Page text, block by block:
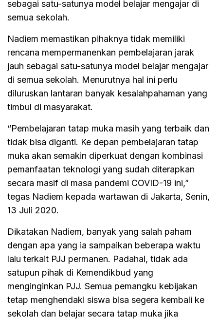
sebagai satu-satunya model belajar mengajar di
semua sekolah.
Nadiem memastikan pihaknya tidak memiliki
rencana mempermanenkan pembelajaran jarak
jauh sebagai satu-satunya model belajar mengajar
di semua sekolah. Menurutnya hal ini perlu
diluruskan lantaran banyak kesalahpahaman yang
timbul di masyarakat.
“Pembelajaran tatap muka masih yang terbaik dan
tidak bisa diganti. Ke depan pembelajaran tatap
muka akan semakin diperkuat dengan kombinasi
pemanfaatan teknologi yang sudah diterapkan
secara masif di masa pandemi COVID-19 ini,”
tegas Nadiem kepada wartawan di Jakarta, Senin,
13 Juli 2020.
Dikatakan Nadiem, banyak yang salah paham
dengan apa yang ia sampaikan beberapa waktu
lalu terkait PJJ permanen. Padahal, tidak ada
satupun pihak di Kemendikbud yang
menginginkan PJJ. Semua pemangku kebijakan
tetap menghendaki siswa bisa segera kembali ke
sekolah dan belajar secara tatap muka jika